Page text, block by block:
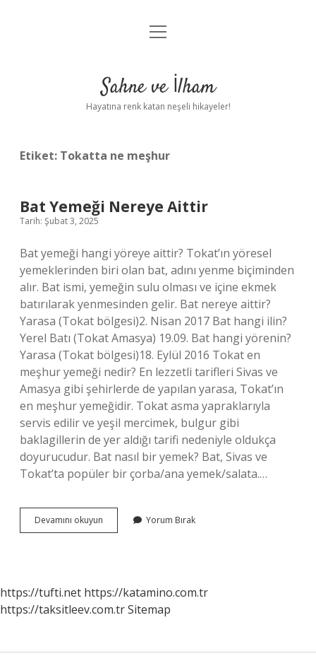
Anasayfa
Yasal Uyarı
menüyü
Sahne ve İlham
Hayatına renk katan neşeli hikayeler!
Etiket: Tokatta ne meşhur
Bat Yemeği Nereye Aittir
Tarih: Şubat 3, 2025
Bat yemeği hangi yöreye aittir? Tokat’ın yöresel
yemeklerinden biri olan bat, adını yenme biçiminden
alır. Bat ismi, yemeğin sulu olması ve içine ekmek
batırılarak yenmesinden gelir. Bat nereye aittir?
Yarasa (Tokat bölgesi)2. Nisan 2017 Bat hangi ilin?
Yerel Batı (Tokat Amasya) 19.09. Bat hangi yörenin?
Yarasa (Tokat bölgesi)18. Eylül 2016 Tokat en
meşhur yemeği nedir? En lezzetli tarifleri Sivas ve
Amasya gibi şehirlerde de yapılan yarasa, Tokat’ın
en meşhur yemeğidir. Tokat asma yapraklarıyla
servis edilir ve yeşil mercimek, bulgur gibi
baklagillerin de yer aldığı tarifi nedeniyle oldukça
doyurucudur. Bat nasıl bir yemek? Bat, Sivas ve
Tokat’ta popüler bir çorba/ana yemek/salata.…
Devamını okuyun
Yemeği
Yorum Bırak
https://tufti.net https://katamino.com.tr
https://taksitleev.com.trSitemap